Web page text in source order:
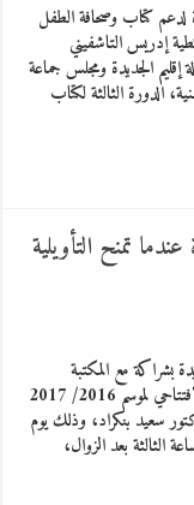
كتاب وصحافة الطفل
إدريس التاشفيني
إقليم الجديدة ومجلس جماعة
الدورة الثالثة لكتاب
تمنح التأويلية
بشراكة مع المكتبة
الوسائطية إدريس التاشفيني وجمعية أصدقائها الدرس الافتتاحي لموسم 2016/ 2017
سعيد بنكراد، وذلك يوم
من الساعة الثالثة بعد الزوال،